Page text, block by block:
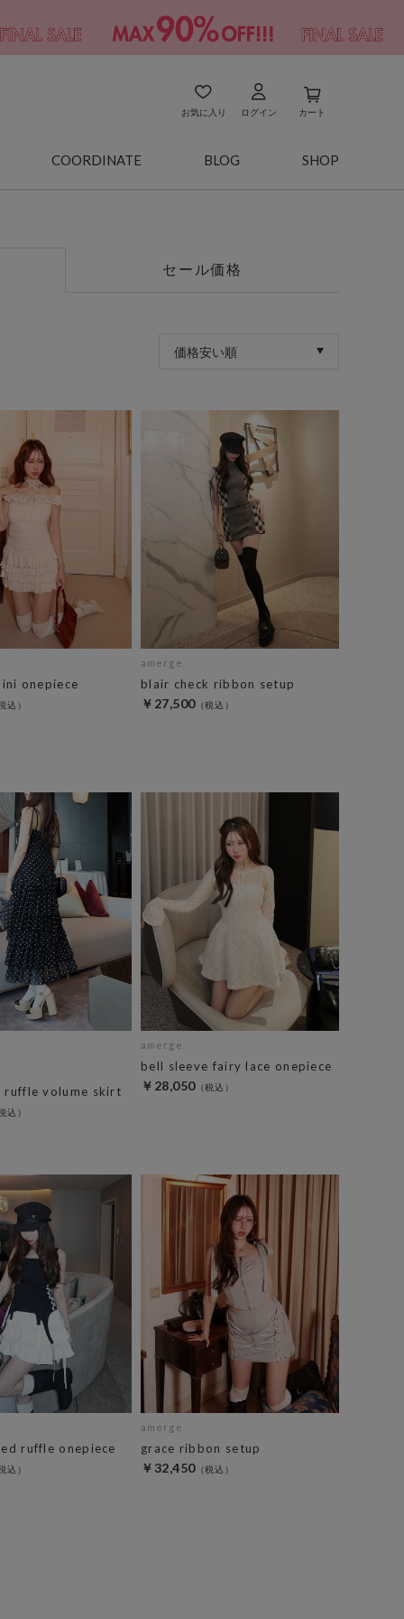
お気に入り ログイン カート
COORDINATE BLOG SHOP
セール価格
価格安い順
onepiece
amerge.
blair check ribbon setup
￥27,500
ruffle volume skirt
amerge.
bell sleeve fairy lace onepiece
￥28,050
ruffle onepiece
amerge.
grace ribbon setup
￥32,450